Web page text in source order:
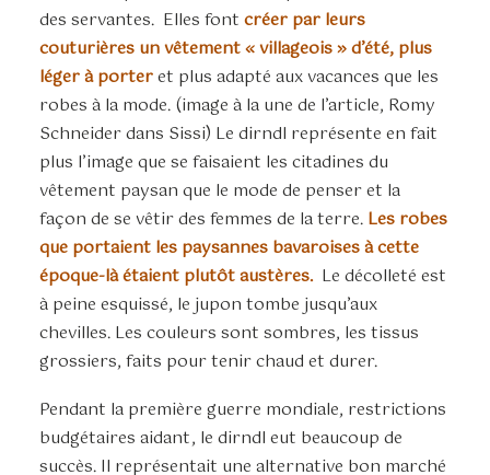
des servantes. Elles font créer par leurs
couturières un vêtement « villageois » d’été, plus
léger à porteret plus adapté aux vacances que les
robes à la mode. (image à la une de l’article, Romy
Schneider dans Sissi) Le dirndl représente en fait
plus l’image que se faisaient les citadines du
vêtement paysan que le mode de penser et la
façon de se vêtir des femmes de la terre. Les robes
que portaient les paysannes bavaroises à cette
époque-là étaient plutôt austères. Le décolleté est
à peine esquissé, le jupon tombe jusqu’aux
chevilles. Les couleurs sont sombres, les tissus
grossiers, faits pour tenir chaud et durer.
Pendant la première guerre mondiale, restrictions
budgétaires aidant, le dirndl eut beaucoup de
succès. Il représentait une alternative bon marché